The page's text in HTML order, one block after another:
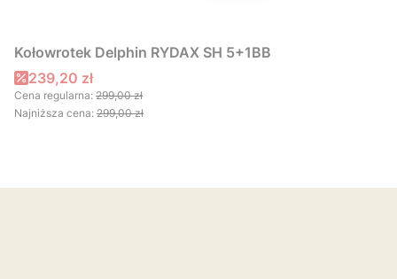
Kołowrotek Delphin RYDAX SH 5+1BB
Cena promocyjna
239,20 zł
Cena regularna: 299,00 zł
Najniższa cena: 299,00 zł